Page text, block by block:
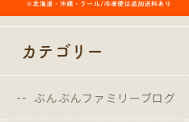
カテゴリー
ぶんぶんファミリーブログ